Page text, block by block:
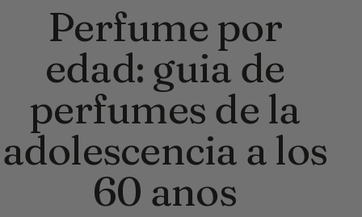
Perfume por
edad: guia de
perfumes de la
adolescencia a los
60 anos